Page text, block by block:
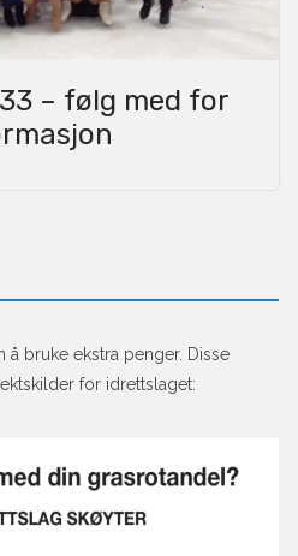
– følg med for
å bruke ekstra penger. Disse
for idrettslaget: